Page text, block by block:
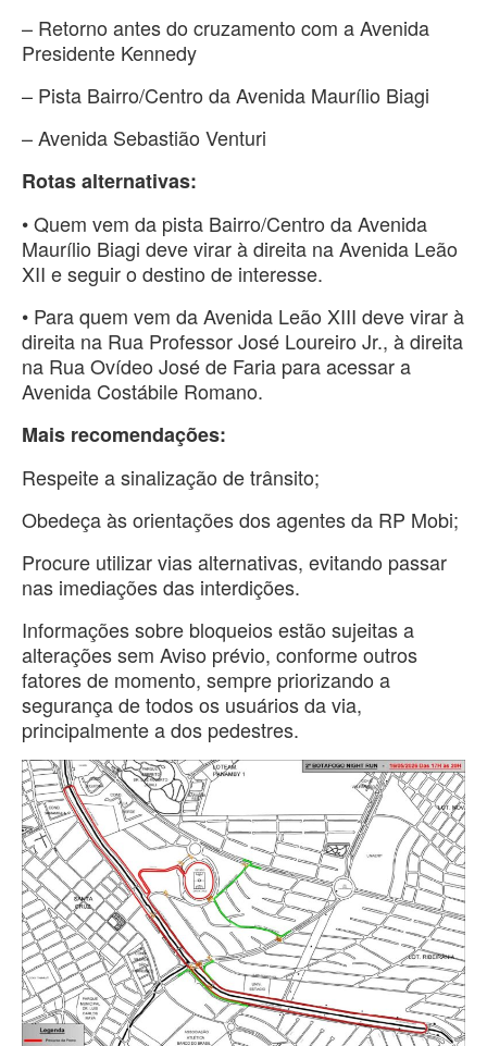
– Retorno antes do cruzamento com a Avenida
Presidente Kennedy
– Pista Bairro/Centro da Avenida Maurílio Biagi
– Avenida Sebastião Venturi
Rotas alternativas:
• Quem vem da pista Bairro/Centro da Avenida
Maurílio Biagi deve virar à direita na Avenida Leão
XII e seguir o destino de interesse.
• Para quem vem da Avenida Leão XIII deve virar à
direita na Rua Professor José Loureiro Jr., à direita
na Rua Ovídeo José de Faria para acessar a
Avenida Costábile Romano.
Mais recomendações:
Respeite a sinalização de trânsito;
Obedeça às orientações dos agentes da RP Mobi;
Procure utilizar vias alternativas, evitando passar
nas imediações das interdições.
Informações sobre bloqueios estão sujeitas a
alterações sem Aviso prévio, conforme outros
fatores de momento, sempre priorizando a
segurança de todos os usuários da via,
principalmente a dos pedestres.